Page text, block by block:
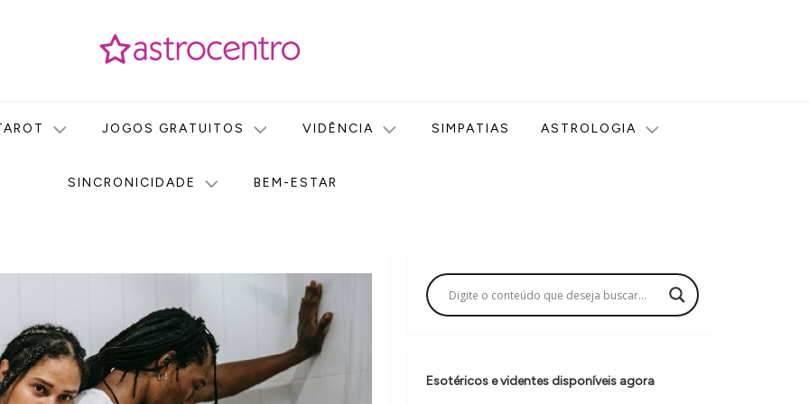
JOGOS GRATUITOS VIDÊNCIA SIMPATIAS ASTROLOGIA
SINCRONICIDADE BEM-ESTAR
Esotéricos e videntes disponíveis agora